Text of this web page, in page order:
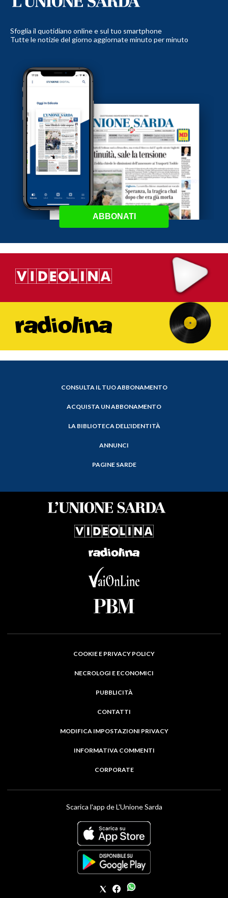
Sfoglia il quotidiano online e sul tuo smartphone
Tutte le notizie del giorno aggiornate minuto per minuto
ABBONATI
CONSULTA IL TUO ABBONAMENTO
ACQUISTA UN ABBONAMENTO
LA BIBLIOTECA DELL'IDENTITÀ
ANNUNCI
PAGINE SARDE
COOKIE E PRIVACY POLICY
NECROLOGI E ECONOMICI
PUBBLICITÀ
CONTATTI
MODIFICA IMPOSTAZIONI PRIVACY
INFORMATIVA COMMENTI
CORPORATE
Scarica l'app de L'Unione Sarda